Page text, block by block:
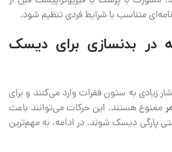
متناسب با شرایط فردی تنظیم شود.
در بدنسازی برای دیسک
زیادی به ستون فقرات وارد می‌کنند و برای
ممنوع هستند. این حرکات می‌توانند باعث
پارگی دیسک شوند. در ادامه، به مهم‌ترین